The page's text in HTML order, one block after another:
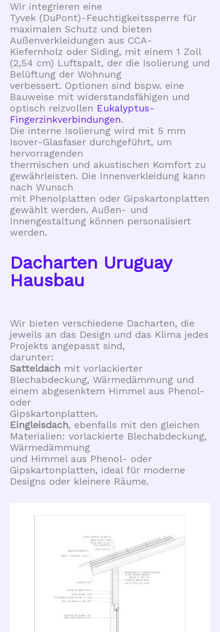
Wir integrieren eine
Tyvek (DuPont)-Feuchtigkeitssperre für
maximalen Schutz und bieten
Außenverkleidungen aus CCA-
Kiefernholz oder Siding, mit einem 1 Zoll
(2,54 cm) Luftspalt, der die Isolierung und
Belüftung der Wohnung
verbessert. Optionen sind bspw. eine
Bauweise mit widerstandsfähigen und
optisch reizvollen Eukalyptus-
Fingerzinkverbindungen.
Die interne Isolierung wird mit 5 mm
Isover-Glasfaser durchgeführt, um
hervorragenden
thermischen und akustischen Komfort zu
gewährleisten. Die Innenverkleidung kann
nach Wunsch
mit Phenolplatten oder Gipskartonplatten
gewählt werden. Außen- und
Innengestaltung können personalisiert
werden.
Dacharten Uruguay
Hausbau
Wir bieten verschiedene Dacharten, die
jeweils an das Design und das Klima jedes
Projekts angepasst sind,
darunter:
Satteldach mit vorlackierter
Blechabdeckung, Wärmedämmung und
einem abgesenktem Himmel aus Phenol-
oder
Gipskartonplatten.
Eingleisdach, ebenfalls mit den gleichen
Materialien: vorlackierte Blechabdeckung,
Wärmedämmung
und Himmel aus Phenol- oder
Gipskartonplatten, ideal für moderne
Designs oder kleinere Räume.